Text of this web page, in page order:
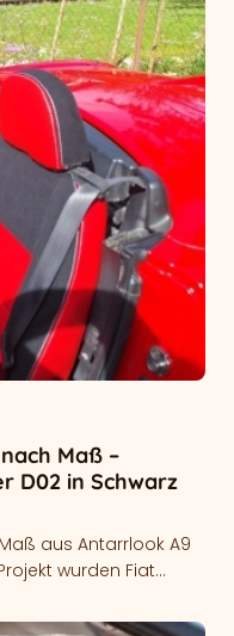
Maß –
D02 in Schwarz
aus Antarrlook A9
wurden Fiat